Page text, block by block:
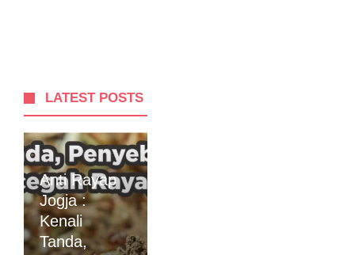
LATEST POSTS
Anti Rayap
Jogja :
Kenali
Tanda,